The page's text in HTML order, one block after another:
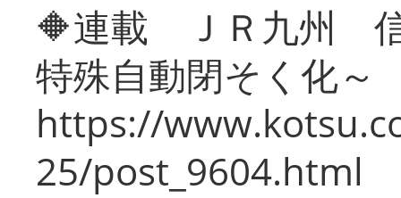
🔶連載 ＪＲ九州 信
特殊自動閉そく化～
https://
25/post_9604.html